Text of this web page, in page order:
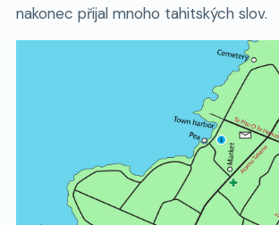
nakonec přijal mnoho tahitských slov.